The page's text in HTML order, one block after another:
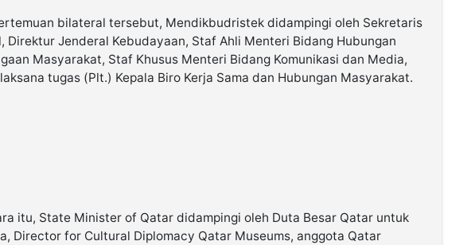
bilateral tersebut, Mendikbudristek didampingi oleh Sekretaris
Direktur Jenderal Kebudayaan, Staf Ahli Menteri Bidang Hubungan
Masyarakat, Staf Khusus Menteri Bidang Komunikasi dan Media,
tugas (Plt.) Kepala Biro Kerja Sama dan Hubungan Masyarakat.
itu, State Minister of Qatar didampingi oleh Duta Besar Qatar untuk
Director for Cultural Diplomacy Qatar Museums, anggota Qatar